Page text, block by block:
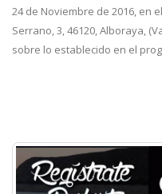
24 de Noviembre de 2016, en
Serrano, 3, 46120, Alboraya,
sobre lo establecido en el